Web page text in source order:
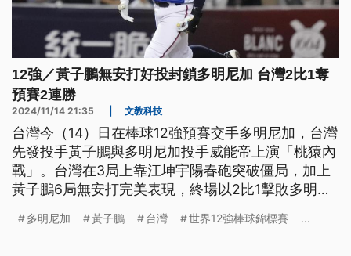
12強／黃子鵬無安打好投封鎖多明尼加 台灣2比1奪
預賽2連勝
2024/11/14 21:35 文教科技
台灣今（14）日在棒球12強預賽交手多明尼加，台灣
先發投手黃子鵬與多明尼加投手威能帝上演「桃猿內
戰」。台灣在3局上靠江坤宇陽春砲突破僵局，加上
黃子鵬6局無安打完美表現，終場以2比1擊敗多明尼
多明尼加 黃子鵬 台灣 世界12強棒球錦標賽 ...